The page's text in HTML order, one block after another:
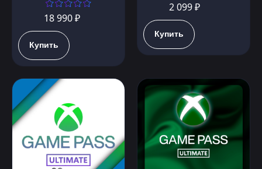
18 990 ₽
Купить
2 099 ₽
Купить